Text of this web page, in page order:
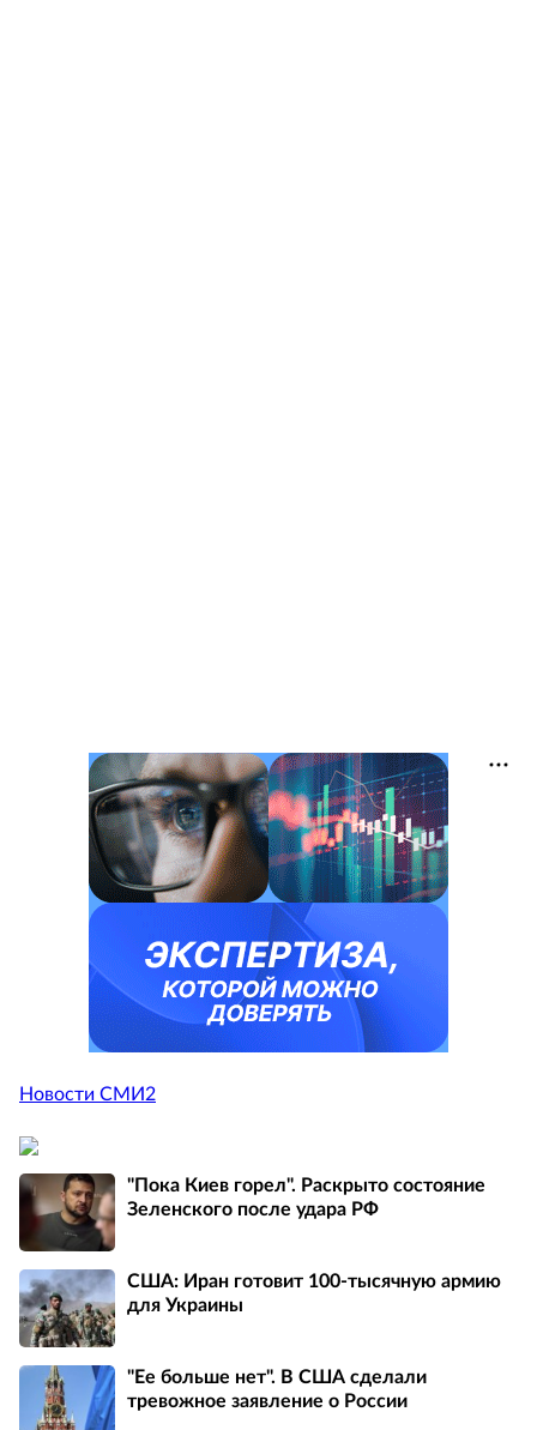
Новости СМИ2
"Пока Киев горел". Раскрыто состояние
Зеленского после удара РФ
США: Иран готовит 100-тысячную армию
для Украины
"Ее больше нет". В США сделали
тревожное заявление о России